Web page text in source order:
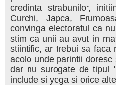
credinta strabunilor,
Curchi, Japca,
convinga electoratul ca
stim ca unii au avut in
stiintific, ar trebui sa faca
acolo unde parintii
dar nu surogate de tipul
include si yoga si orice